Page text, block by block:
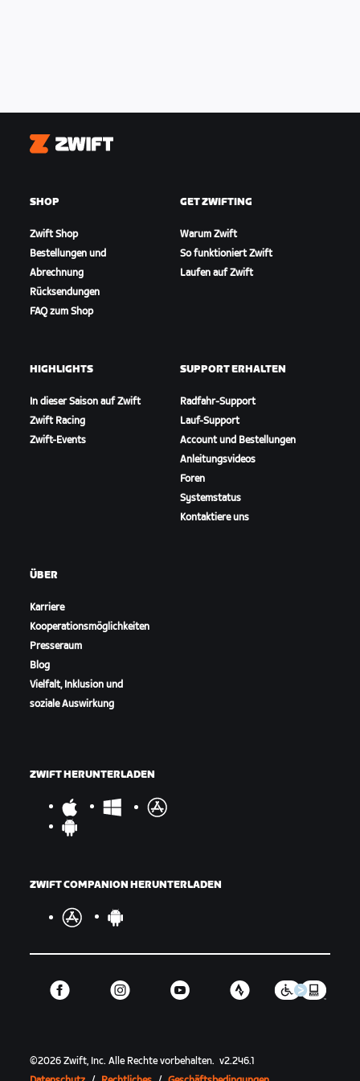
Zwift
SHOP
Zwift Shop
Bestellungen und
Abrechnung
Rücksendungen
FAQ zum Shop
GET ZWIFTING
Warum Zwift
So funktioniert Zwift
Laufen auf Zwift
HIGHLIGHTS
In dieser Saison auf Zwift
Zwift Racing
Zwift-Events
SUPPORT ERHALTEN
Radfahr-Support
Lauf-Support
Account und Bestellungen
Anleitungsvideos
Foren
Systemstatus
Kontaktiere uns
ÜBER
Karriere
Kooperationsmöglichkeiten
Presseraum
Blog
Vielfalt, Inklusion und
soziale Auswirkung
ZWIFT HERUNTERLADEN
ZWIFT COMPANION HERUNTERLADEN
©2026 Zwift, Inc.Alle Rechte vorbehalten. v2.246.1